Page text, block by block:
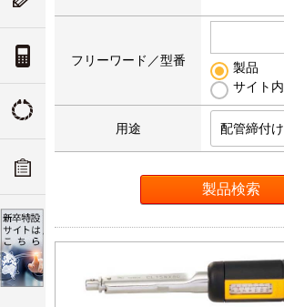
トルク単位の換算
デ
ツリ
フリーワード／型番
製品
サイト内
用途 配管締付け